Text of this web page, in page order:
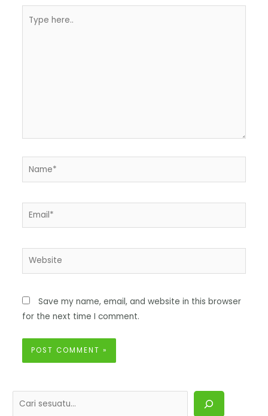
Save my name, email, and website in this browser
for the next time I comment.